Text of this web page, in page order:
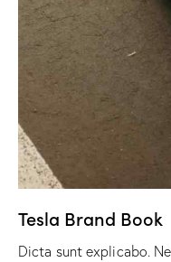
Tesla Brand Book
Dicta sunt explicabo.